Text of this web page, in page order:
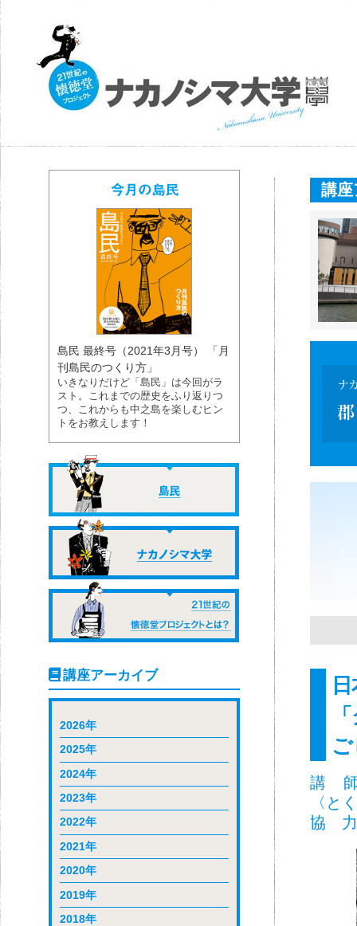
講座
講 師
〈と
協 力:
島民 最終号（2021年3月号） 「月
刊島民のつくり方」
いきなりだけど「島民」は今回がラ
スト。これまでの歴史をふり返りつ
つ、これからも中之島を楽しむヒン
トをお教えします！
講座アーカイブ
2026年
2025年
2024年
2023年
2022年
2021年
2020年
2019年
2018年